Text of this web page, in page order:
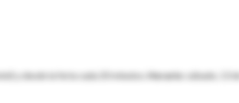
y desde la feria cada 20 minutos.
Horario:
sábado, 13